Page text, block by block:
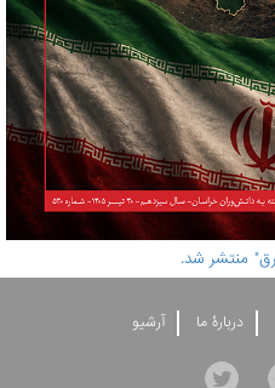
دربارۀ ما آرشيو